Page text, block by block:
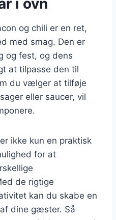
og chili er en ret,
med smag. Den er
og fest, og dens
at tilpasse den til
du vælger at tilføje
eller saucer, vil
ikke kun en praktisk
for at
de rigtige
kan du skabe en
dine gæster. Så